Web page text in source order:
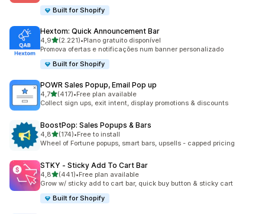
Built for Shopify
Hextom: Quick Announcement Bar
4,9de 5 estrelas
(2.221)
2221 total de avaliações
•Plano gratuito disponível
Promova ofertas e notificações num banner personalizado
Built for Shopify
POWR Sales Popup, Email Pop up
4,7de 5 estrelas
(417)
417 total de avaliações
•Free plan available
Collect sign ups, exit intent, display promotions & discounts
BoostPop: Sales Popups & Bars
4,8de 5 estrelas
(174)
174 total de avaliações
•Free to install
Wheel of Fortune popups, smart bars, upsells - capped pricing
STKY ‑ Sticky Add To Cart Bar
4,8de 5 estrelas
(441)
441 total de avaliações
•Free plan available
Grow w/ sticky add to cart bar, quick buy button & sticky cart
Built for Shopify